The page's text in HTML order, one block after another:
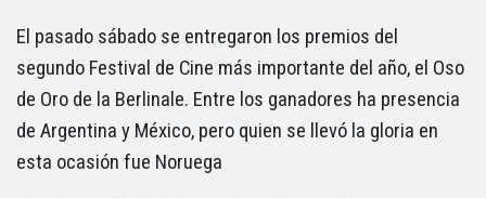
El pasado sábado se entregaron los premios del
segundo Festival de Cine más importante del año, el Oso
de Oro de la Berlinale. Entre los ganadores ha presencia
de Argentina y México, pero quien se llevó la gloria en
esta ocasión fue Noruega